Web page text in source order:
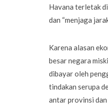
Havana terletak
dan “menjaga
Karena alasan
besar negara
dibayar oleh
tindakan serupa
antar provinsi dan